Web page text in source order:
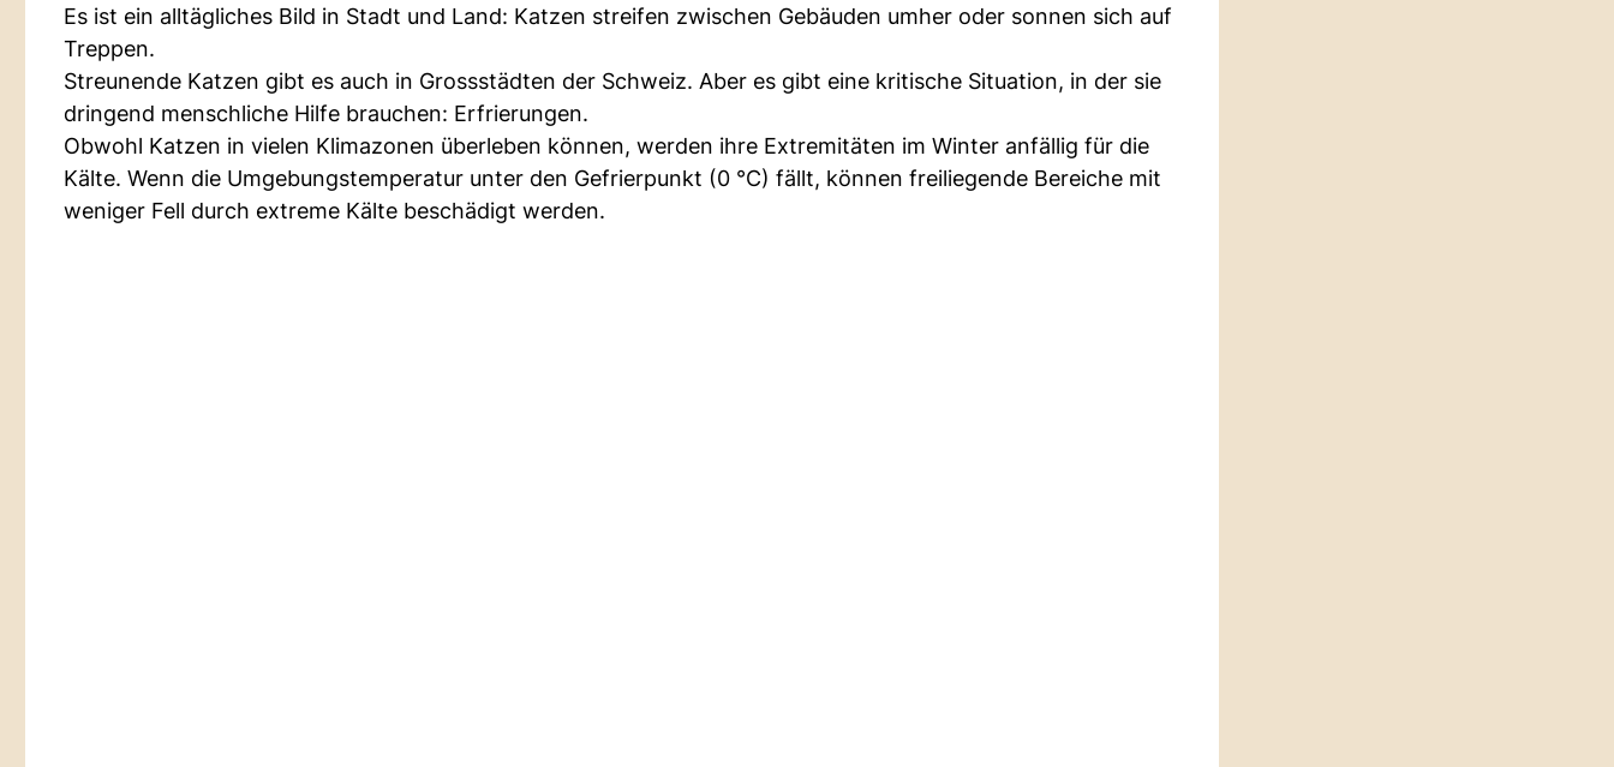
Es ist ein alltägliches Bild in Stadt und Land: Katzen streifen zwischen Gebäuden umher oder sonnen sich auf
Treppen.
Streunende Katzen gibt es auch in Grossstädten der Schweiz. Aber es gibt eine kritische Situation, in der sie
dringend menschliche Hilfe brauchen: Erfrierungen.
Obwohl Katzen in vielen Klimazonen überleben können, werden ihre Extremitäten im Winter anfällig für die
Kälte. Wenn die Umgebungstemperatur unter den Gefrierpunkt (0 °C) fällt, können freiliegende Bereiche mit
weniger Fell durch extreme Kälte beschädigt werden.